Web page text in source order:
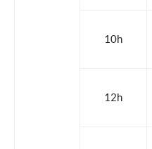
10h
12h